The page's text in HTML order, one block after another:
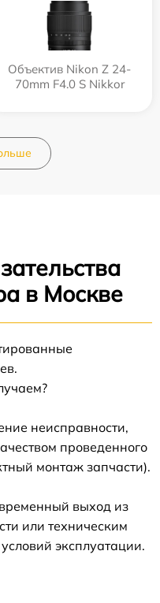
Объектив Nikon Z 24-
70mm F4.0 S Nikkor
в Москве
неисправности,
проведенного
монтаж запчасти).
выход из
или техническим
эксплуатации.